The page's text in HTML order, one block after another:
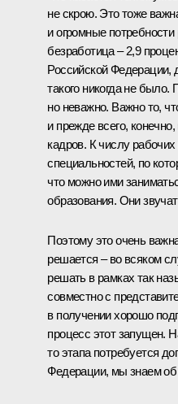
не скрою. Это тоже
и огромные
безработица – 2,9
Российской Федерации,
такого никогда не было.
но неважно. Важно то,
и прежде всего,
кадров. К числу
специальностей, по
что можно ими
образования. Они
Поэтому это очень
решается – во всяком
решать в рамках так
совместно с
в получении хорошо
процесс этот запущен.
то этапа потребуется
Федерации, мы знаем об